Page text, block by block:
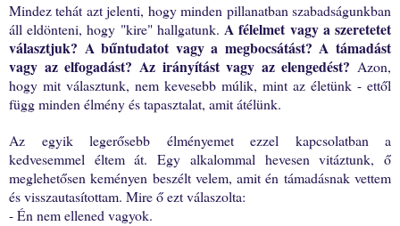
Mindez tehát azt jelenti, hogy minden pillanatban szabadságunkban
áll eldönteni, hogy "kire" hallgatunk. A félelmet vagy a szeretetet
választjuk? A bűntudatot vagy a megbocsátást? A támadást
vagy az elfogadást? Az irányítást vagy az elengedést? Azon,
hogy mit választunk, nem kevesebb múlik, mint az életünk - ettől
függ minden élmény és tapasztalat, amit átélünk.
Az egyik legerősebb élményemet ezzel kapcsolatban a
kedvesemmel éltem át. Egy alkalommal hevesen vitáztunk, ő
meglehetősen keményen beszélt velem, amit én támadásnak vettem
és visszautasítottam. Mire ő ezt válaszolta:
- Én nem ellened vagyok.